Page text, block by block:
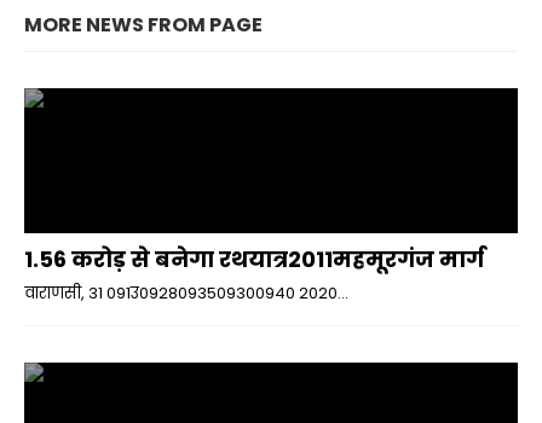
MORE NEWS FROM PAGE
1.56 करोड़ से बनेगा रथयात्र2011महमूरगंज मार्ग
वाराणसी, 31 091उ0928093509300940 2020...